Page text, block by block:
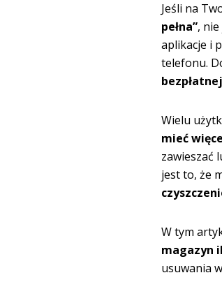
Jeśli na
pełna”,
aplikacje i
telefonu.
Wielu
mieć
zawieszać
jest to, że
W tym
magazyn
usuwania